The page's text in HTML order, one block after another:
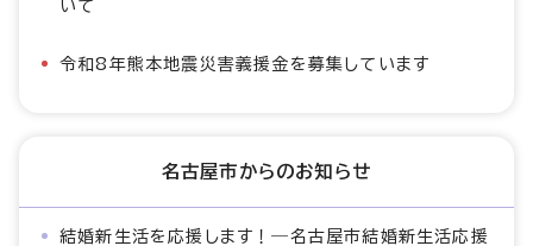
いて
令和8年熊本地震災害義援金を募集しています
名古屋市からのお知らせ
結婚新生活を応援します！―名古屋市結婚新生活応援